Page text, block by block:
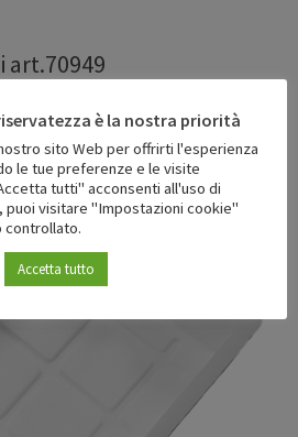
art.70949
da azienda con sistema di
e sistema di gestione ambientale
è la nostra priorità
sito Web per offrirti l'esperienza
le tue preferenze e le visite
tutti" acconsenti all'uso di
puoi visitare "Impostazioni cookie"
controllato.
Accetta tutto